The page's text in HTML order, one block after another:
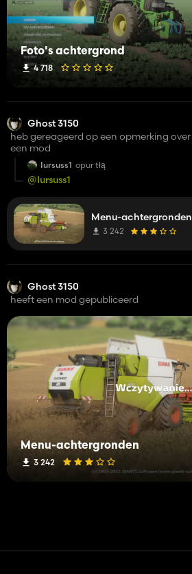
Foto's achtergrond
4 718
Ghost 3150
heb gereageerd op een opmerking over
een mod
Iursuss1 opur tłą
@Iursuss1
Menu-achtergronden
3 242
Ghost 3150
heeft een mod gepubliceerd
Menu-achtergronden
3 242